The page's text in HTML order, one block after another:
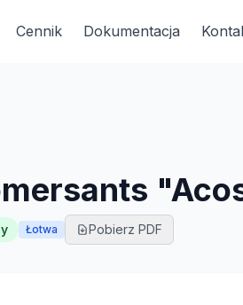
Cennik Dokumentacja
Łotwa Pobierz PDF